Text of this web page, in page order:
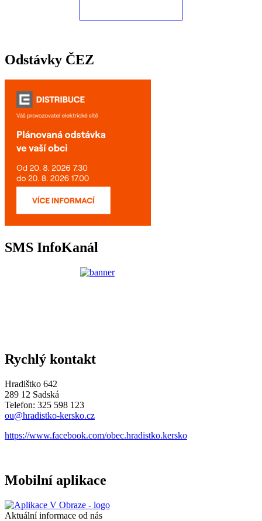
Odstávky ČEZ
SMS InfoKanál
Rychlý kontakt
Hradištko 642
289 12 Sadská
Telefon: 325 598 123
ou@hradistko-kersko.cz
https://www.facebook.com/obec.hradistko.kersko
Mobilní aplikace
Aktuální informace od nás